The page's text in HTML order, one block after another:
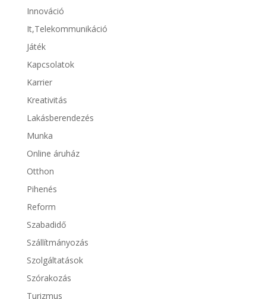
Innováció
It,Telekommunikáció
Játék
Kapcsolatok
Karrier
Kreativitás
Lakásberendezés
Munka
Online áruház
Otthon
Pihenés
Reform
Szabadidő
Szállítmányozás
Szolgáltatások
Szórakozás
Turizmus